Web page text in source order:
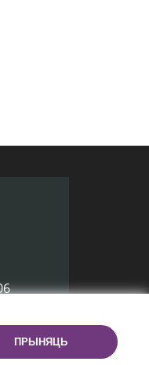
mrsoft.by
ПРЫНЯЦЬ